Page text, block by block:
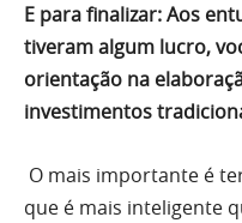
E para finalizar: Aos
tiveram algum lucro,
orientação na
investimentos
O mais importante é
que é mais inteligente